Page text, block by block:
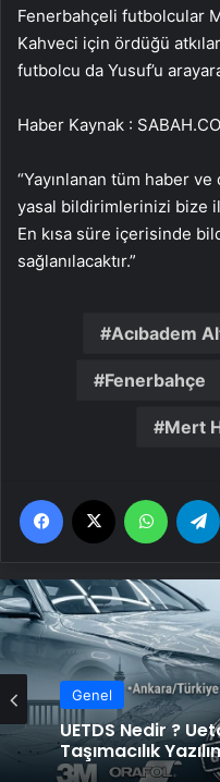
Fenerbahçeli futbolcular
Kahveci için ördüğü
futbolcu da Yusuf’u
Haber Kaynak :
“Yayınlanan tüm haber
yasal bildirimlerinizi bize
En kısa süre içerisinde
sağlanılacaktır.”
Acıbadem
Fenerbahçe
Mert
Facebook
Genel
Genel
Yeni Dünya
Politikası ve